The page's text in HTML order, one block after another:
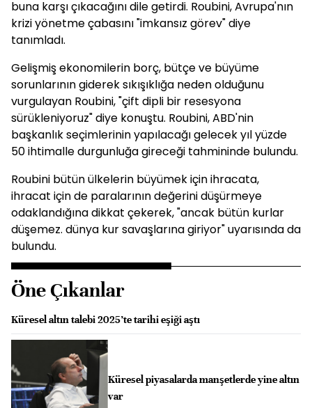
buna karşı çıkacağını dile getirdi. Roubini, Avrupa'nın
krizi yönetme çabasını "imkansız görev" diye
tanımladı.
Gelişmiş ekonomilerin borç, bütçe ve büyüme
sorunlarının giderek sıkışıklığa neden olduğunu
vurgulayan Roubini, "çift dipli bir resesyona
sürükleniyoruz" diye konuştu. Roubini, ABD'nin
başkanlık seçimlerinin yapılacağı gelecek yıl yüzde
50 ihtimalle durgunluğa gireceği tahmininde bulundu.
Roubini bütün ülkelerin büyümek için ihracata,
ihracat için de paralarının değerini düşürmeye
odaklandığına dikkat çekerek, "ancak bütün kurlar
düşemez. dünya kur savaşlarına giriyor" uyarısında da
bulundu.
Öne Çıkanlar
Küresel altın talebi 2025’te tarihi eşiği aştı
Küresel piyasalarda manşetlerde yine altın
var